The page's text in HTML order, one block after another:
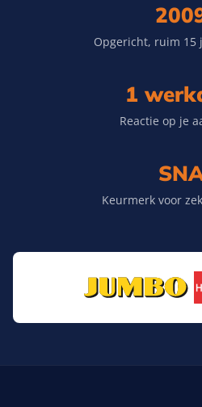
Opgericht, ruim 15
1
Reactie op je
Keurmerk voor